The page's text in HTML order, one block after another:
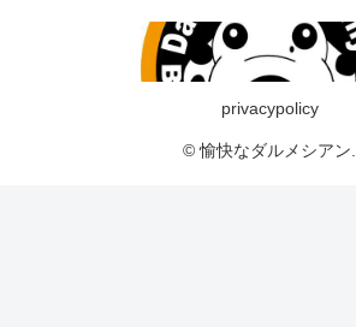
privacypolicy
© 愉快なダルメシアン.